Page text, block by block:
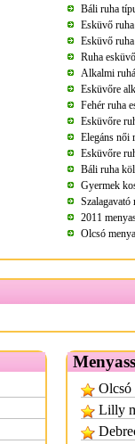
Báli ruha
Esküvő
Esküvő
Ruha
Alkalmi
Esküvőre
Fehér ruha
Esküvőre
Elegáns női
Esküvőre
Báli ruha
Gyermek
Szalagavató
2011
Olcsó
Olcsó
Lilly